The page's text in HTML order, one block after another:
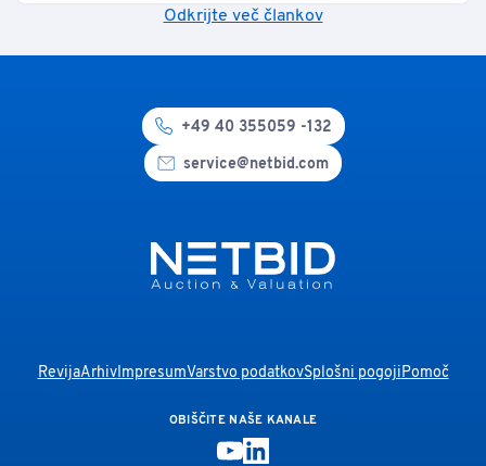
Odkrijte več člankov
+49 40 355059 -132
service@netbid.com
RevijaArhivImpresumVarstvo podatkovSplošni pogojiPomoč
OBIŠČITE NAŠE KANALE